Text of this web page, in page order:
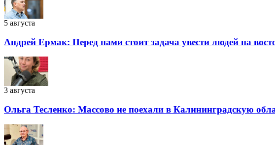
5 августа
Андрей Ермак: Перед нами стоит задача увести людей на
3 августа
Ольга Тесленко: Массово не поехали в Калининградскую